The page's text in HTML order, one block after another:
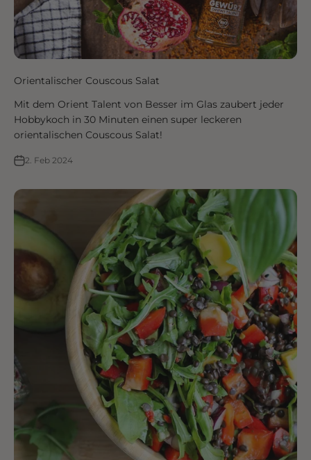
Orientalischer Couscous Salat
Mit dem Orient Talent von Besser im Glas zaubert jeder
Hobbykoch in 30 Minuten einen super leckeren
orientalischen Couscous Salat!
2. Feb 2024